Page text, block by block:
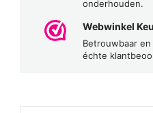
onderhouden.
Webwinkel
Betrouwbaar
échte